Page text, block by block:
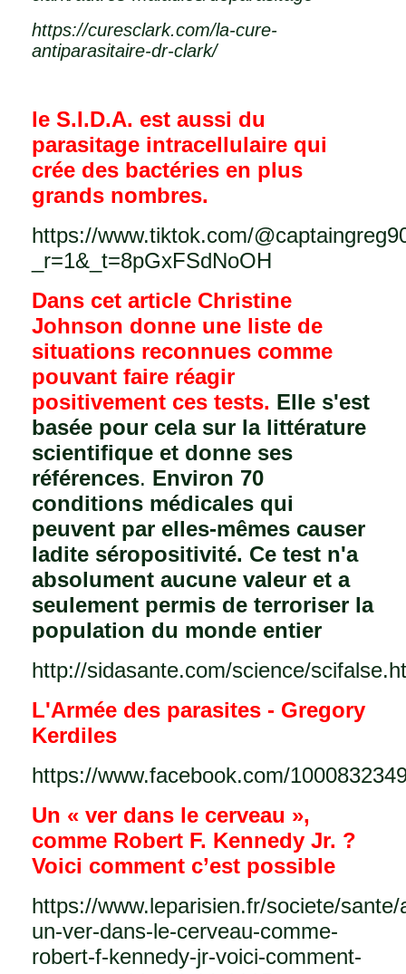
https://curesclark.com/la-cure-
antiparasitaire-dr-clark/
le S.I.D.A. est aussi du
parasitage intracellulaire qui
crée des bactéries en plus
grands nombres.
https://www.tiktok.com/
_r=1&_t=8pGxFSdNoOH
Dans cet article Christine
Johnson donne une liste de
situations reconnues comme
pouvant faire réagir
positivement ces tests. Elle s'est
basée pour cela sur la littérature
scientifique et donne ses
références. Environ 70
conditions médicales qui
peuvent par elles-mêmes causer
ladite séropositivité. Ce test n'a
absolument aucune valeur et a
seulement permis de terroriser la
population du monde entier
http://sidasante.com/science/
L'Armée des parasites - Gregory
Kerdiles
https://www.facebook.com/
Un « ver dans le cerveau »,
comme Robert F. Kennedy Jr. ?
Voici comment c’est possible
https://www.leparisien.fr/societe/sante/
un-ver-dans-le-cerveau-comme-
robert-f-kennedy-jr-voici-comment-